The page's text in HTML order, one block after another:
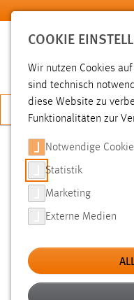
Zum Hauptinhalt springen
SUCHE
FILTER
Typ
Erstellungsdatum
COOKIE
Wir nutzen Cookies
sind technisch
diese Website zu
Funktionalitäten zur
Notwendige
Statistik
Marketing
Externe Medien